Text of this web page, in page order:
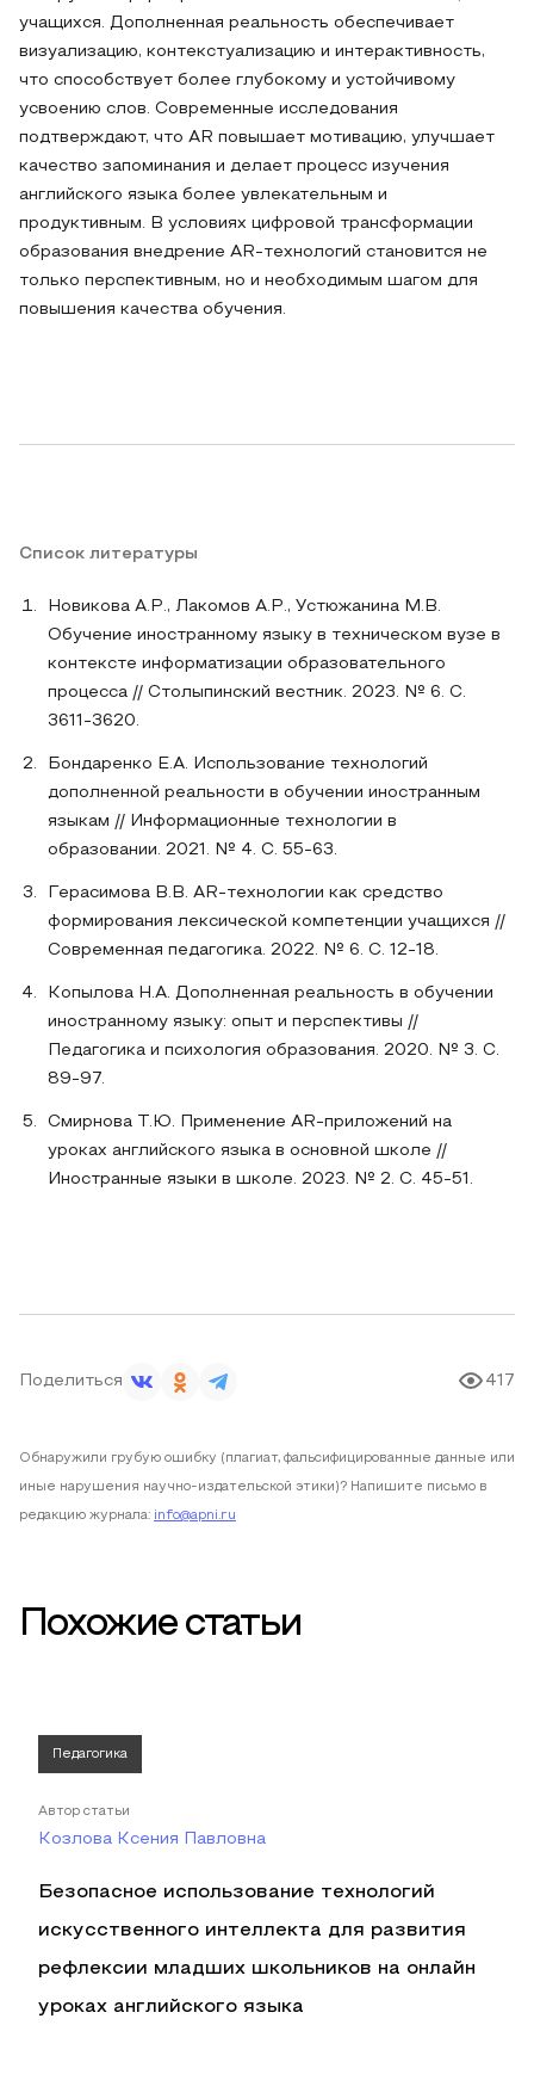
учащихся. Дополненная реальность обеспечивает
визуализацию, контекстуализацию и интерактивность,
что способствует более глубокому и устойчивому
усвоению слов. Современные исследования
подтверждают, что AR повышает мотивацию, улучшает
качество запоминания и делает процесс изучения
английского языка более увлекательным и
продуктивным. В условиях цифровой трансформации
образования внедрение AR-технологий становится не
только перспективным, но и необходимым шагом для
повышения качества обучения.
Список литературы
Новикова А.Р., Лакомов А.Р., Устюжанина М.В.
Обучение иностранному языку в техническом вузе в
контексте информатизации образовательного
процесса // Столыпинский вестник. 2023. № 6. С.
3611-3620.
Бондаренко Е.А. Использование технологий
дополненной реальности в обучении иностранным
языкам // Информационные технологии в
образовании. 2021. № 4. С. 55-63.
Герасимова В.В. AR‑технологии как средство
формирования лексической компетенции учащихся //
Современная педагогика. 2022. № 6. С. 12-18.
Копылова Н.А. Дополненная реальность в обучении
иностранному языку: опыт и перспективы //
Педагогика и психология образования. 2020. № 3. С.
89-97.
Смирнова Т.Ю. Применение AR‑приложений на
уроках английского языка в основной школе //
Иностранные языки в школе. 2023. № 2. С. 45-51.
Поделиться 417
Обнаружили грубую ошибку (плагиат, фальсифицированные данные или
иные нарушения научно-издательской этики)? Напишите письмо в
редакцию журнала: info@apni.ru
Похожие статьи
Педагогика
Автор статьи
Козлова Ксения Павловна
Безопасное использование технологий
искусственного интеллекта для развития
рефлексии младших школьников на онлайн
уроках английского языка